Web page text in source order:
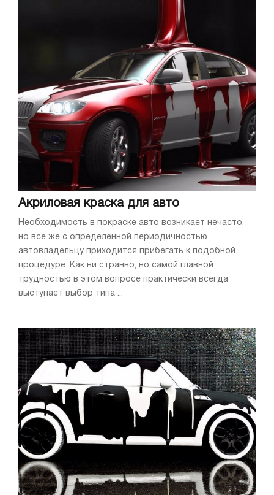
Акриловая краска для авто
Необходимость в покраске авто возникает нечасто,
но все же с определенной периодичностью
автовладельцу приходится прибегать к подобной
процедуре. Как ни странно, но самой главной
трудностью в этом вопросе практически всегда
выступает выбор типа ...